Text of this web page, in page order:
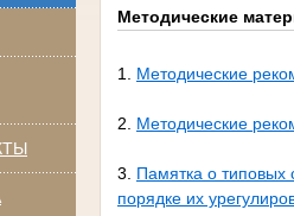
Методические
1. Методические
2. Методические
3. Памятка о типовых
порядке их